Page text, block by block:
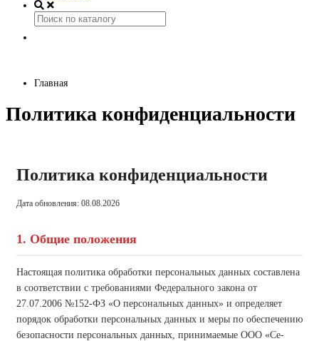
Главная
Политика конфиденциальности
Политика конфиденциальности
Дата обновления: 08.08.2026
1. Общие положения
Настоящая политика обработки персональных данных составлена
в соответствии с требованиями Федерального закона от
27.07.2006 №152-ФЗ «О персональных данных» и определяет
порядок обработки персональных данных и меры по обеспечению
безопасности персональных данных, принимаемые ООО «Се-